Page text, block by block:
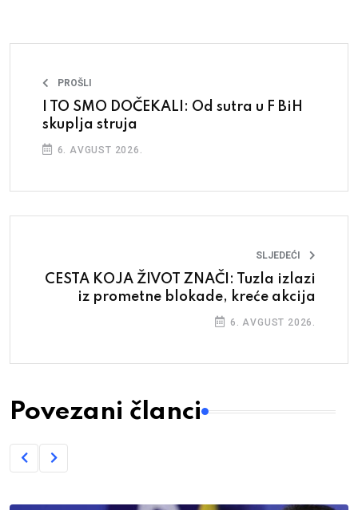
PROŠLI
I TO SMO DOČEKALI: Od sutra u F BiH
skuplja struja
6. AVGUST 2026.
SLJEDEĆI
CESTA KOJA ŽIVOT ZNAČI: Tuzla izlazi
iz prometne blokade, kreće akcija
6. AVGUST 2026.
Povezani članci